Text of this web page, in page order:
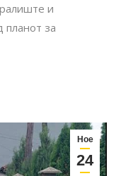
и
планот за
Ное
24